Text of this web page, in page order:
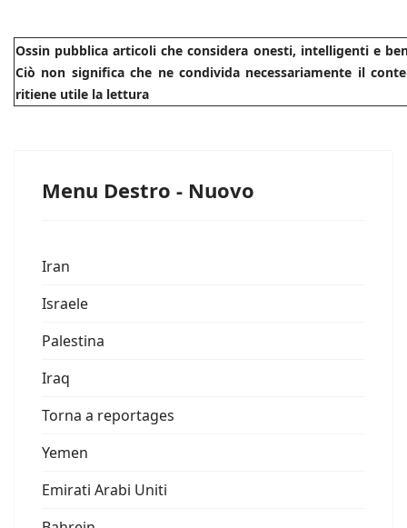
Ossin pubblica articoli che considera onesti, intelligenti e
Ciò non significa che ne condivida necessariamente il
ritiene utile la lettura
Menu Destro - Nuovo
Iran
Israele
Palestina
Iraq
Torna a reportages
Yemen
Emirati Arabi Uniti